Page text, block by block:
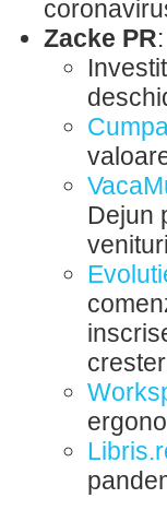
Zacke PR:
Dejun